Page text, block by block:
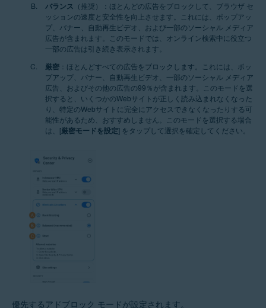
バランス （推奨）：ほとんどの広告をブロックして、ブラウザ セ
ッションの速度と安全性を向上させます。これには、ポップアッ
プ、バナー、自動再生ビデオ、および一部のソーシャル メディア
広告が含まれます。このモードでは、オンライン検索中に役立つ
一部の広告は引き続き表示されます。
厳密 ：ほとんどすべての広告をブロックします。これには、ポッ
プアップ、バナー、自動再生ビデオ、一部のソーシャル メディア
広告、およびその他の広告の99％が含まれます。このモードを選
択すると、いくつかのWebサイトが正しく読み込まれなくなった
り、特定のWebサイトに完全にアクセスできなくなったりする可
能性があるため、おすすめしません。このモードを選択する場合
は、[厳密モードを設定] をタップして選択を確定してください。
優先するアドブロック モードが設定されます。